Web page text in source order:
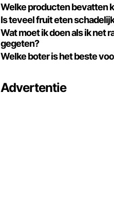
Welke producten bevatten
Is teveel fruit eten
Wat moet ik doen als ik net
gegeten?
Welke boter is het beste
Advertentie